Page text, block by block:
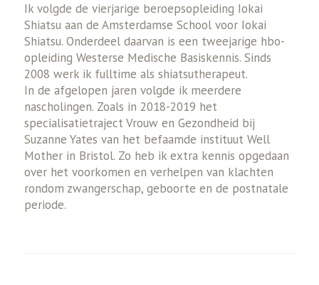
Ik volgde de vierjarige beroepsopleiding Iokai
Shiatsu aan de Amsterdamse School voor Iokai
Shiatsu. Onderdeel daarvan is een tweejarige hbo-
opleiding Westerse Medische Basiskennis. Sinds
2008 werk ik fulltime als shiatsutherapeut.
In de afgelopen jaren volgde ik meerdere
nascholingen. Zoals in 2018-2019 het
specialisatietraject Vrouw en Gezondheid bij
Suzanne Yates van het befaamde instituut Well
Mother in Bristol. Zo heb ik extra kennis opgedaan
over het voorkomen en verhelpen van klachten
rondom zwangerschap, geboorte en de postnatale
periode.